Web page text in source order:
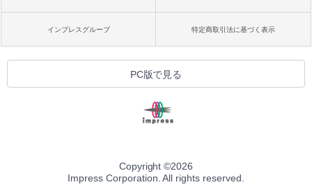
インプレスグループ 特定商取引法に基づく表示
PC版で見る
Copyright ©2026
Impress Corporation. All rights reserved.